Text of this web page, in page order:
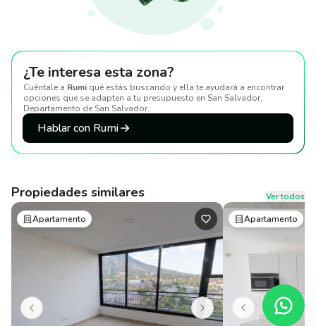
¿Te interesa esta zona?
Cuéntale a Rumi qué estás buscando y ella te ayudará a encontrar
opciones que se adapten a tu presupuesto en San Salvador,
Departamento de San Salvador.
Hablar con Rumi
Propiedades similares
Ver todos
Apartamento
Apartamento